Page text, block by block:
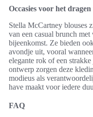
Occasies voor het
Stella McCartney blouses
van een casual brunch
bijeenkomst. Ze bieden
avondje uit, vooral
elegante rok of een
ontwerp zorgen deze
modieus als
have maakt voor iedere
FAQ